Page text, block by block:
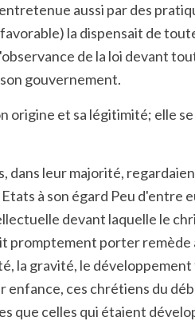
aussi par des
la dispensait de
de la loi devant
gouvernement.
et sa légitimité; elle
dans leur majorité,
à son égard Peu
devant laquelle le
promptement porter
la gravité, le
ces chrétiens du
celles qui étaient